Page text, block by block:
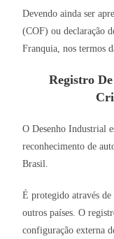
Devendo ainda ser
(COF) ou declaração
Franquia, nos termos
Registro
O Desenho Industrial
reconhecimento de
Brasil.
É protegido através
outros países. O
configuração externa